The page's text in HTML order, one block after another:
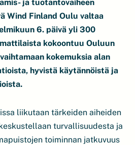
ja tuotantovaiheen
Wind Finland Oulu valtaa
6. päivä yli 300
kokoontuu Ouluun
kokemuksia alan
hyvistä käytännöistä ja
liikutaan tärkeiden aiheiden
turvallisuudesta ja
toiminnan jatkuvuus